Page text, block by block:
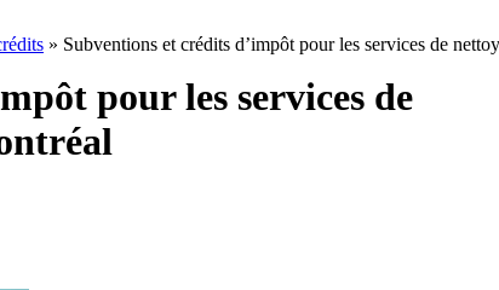
» Subventions et crédits d’impôt pour les services de
pour les services de